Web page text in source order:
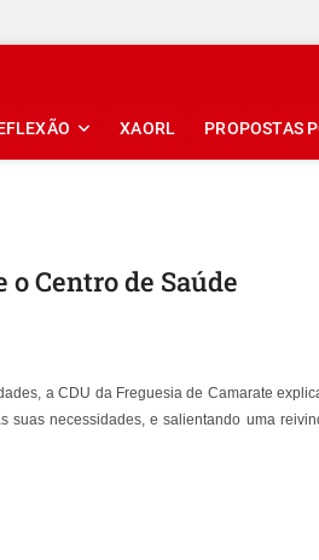
XAORL PROPOSTAS
o Centro de Saúde
a CDU da Freguesia de Camarate
necessidades, e salientando uma